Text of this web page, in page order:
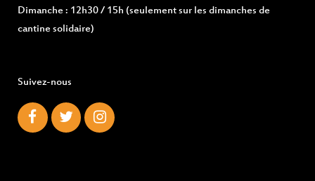
Dimanche : 12h30 / 15h (seulement sur les dimanches de
cantine solidaire)
Suivez-nous